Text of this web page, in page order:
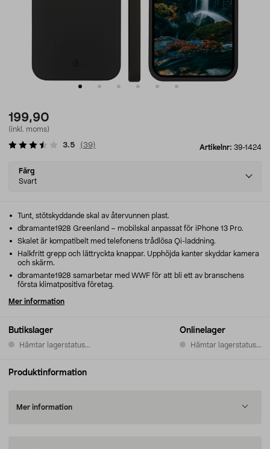
199,90
(inkl. moms)
Artikelnr: 39-1424
3.5 (39)
Select
variant
Färg
Svart
Butikslager
Hämtar lagerstatus...
Onlinelager
Hämtar lagerstatus...
Tunt, stötskyddande skal av återvunnen plast.
dbramante1928 Greenland – mobilskal anpassat för iPhone 13 Pro.
Skalet är kompatibelt med telefonens trådlösa Qi-laddning.
Halkfritt grepp och lättryckta knappar. Upphöjda kanter skyddar kamera
och skärm.
dbramante1928 samarbetar med WWF för att bli ett av branschens
första klimatpositiva företag.
Mer information
Produktinformation
Mer information